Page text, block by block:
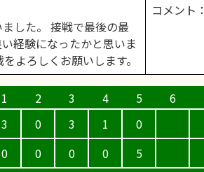
した。 接戦で最後の最
経験になったかと思いま
よろしくお願いします。
コメント：
3
0
0
0
3
0
1
0
0
5